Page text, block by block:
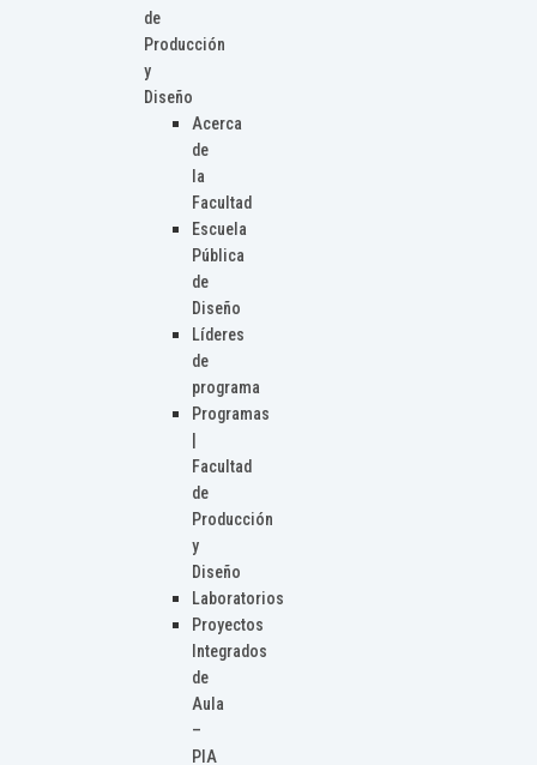
de
Producción
y
Diseño
Acerca
de
la
Facultad
Escuela
Pública
de
Diseño
Líderes
de
programa
Programas
Facultad
de
Producción
y
Diseño
Laboratorios
Proyectos
Integrados
de
Aula
–
PIA